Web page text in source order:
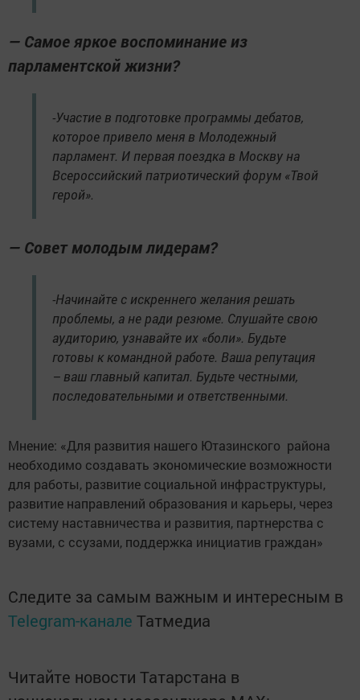
— Самое яркое воспоминание из
парламентской жизни?
-Участие в подготовке программы дебатов,
которое привело меня в Молодежный
парламент. И первая поездка в Москву на
Всероссийский патриотический форум «Твой
герой».
— Совет молодым лидерам?
-Начинайте с искреннего желания решать
проблемы, а не ради резюме. Слушайте свою
аудиторию, узнавайте их «боли». Будьте
готовы к командной работе. Ваша репутация
– ваш главный капитал. Будьте честными,
последовательными и ответственными.
Мнение: «Для развития нашего Ютазинского района
необходимо создавать экономические возможности
для работы, развитие социальной инфраструктуры,
развитие направлений образования и карьеры, через
систему наставничества и развития, партнерства с
вузами, с ссузами, поддержка инициатив граждан»
Следите за самым важным и интересным в
Telegram-канале Татмедиа
Читайте новости Татарстана в